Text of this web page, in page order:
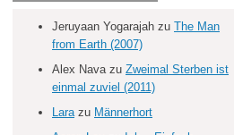
Jeruyaan Yogarajah zu The Man
from Earth (2007)
Alex Navazu Zweimal Sterben ist
einmal zuviel (2011)
Larazu Männerhort